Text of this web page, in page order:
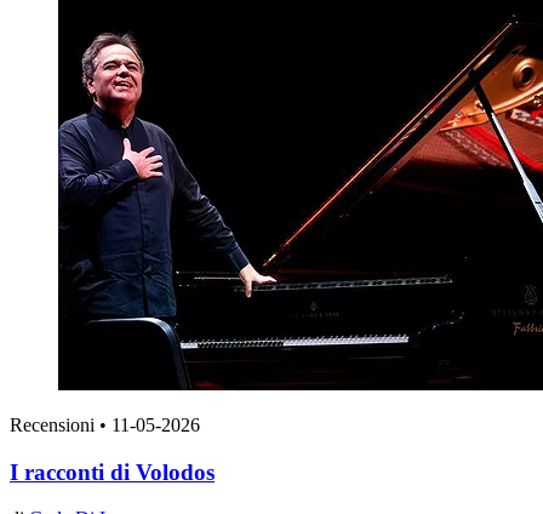
Recensioni • 11-05-2026
I racconti di Volodos